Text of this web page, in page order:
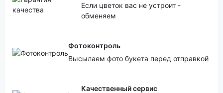
Если цветок вас не устроит -
обменяем
Фотоконтроль
Высылаем фото букета перед отправкой
Качественный сервис